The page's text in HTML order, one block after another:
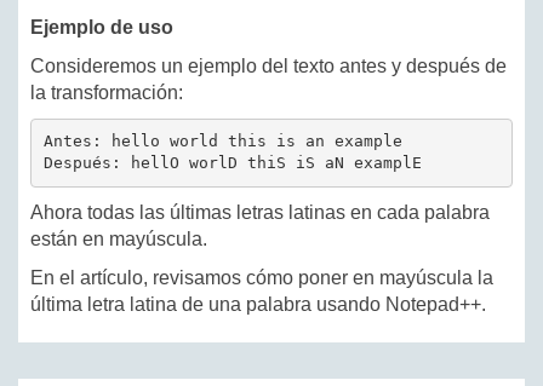
Ejemplo de uso
Consideremos un ejemplo del texto antes y después de
la transformación:
Antes: hello world this is an example
Ahora todas las últimas letras latinas en cada palabra
están en mayúscula.
En el artículo, revisamos cómo poner en mayúscula la
última letra latina de una palabra usando Notepad++.